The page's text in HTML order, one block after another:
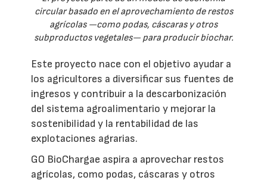
circular basado en el aprovechamiento de restos
agrícolas —como podas, cáscaras y otros
subproductos vegetales— para producir biochar.
Este proyecto nace con el objetivo ayudar a
los agricultores a diversificar sus fuentes de
ingresos y contribuir a la descarbonización
del sistema agroalimentario y mejorar la
sostenibilidad y la rentabilidad de las
explotaciones agrarias.
GO BioChargae aspira a aprovechar restos
agrícolas, como podas, cáscaras y otros